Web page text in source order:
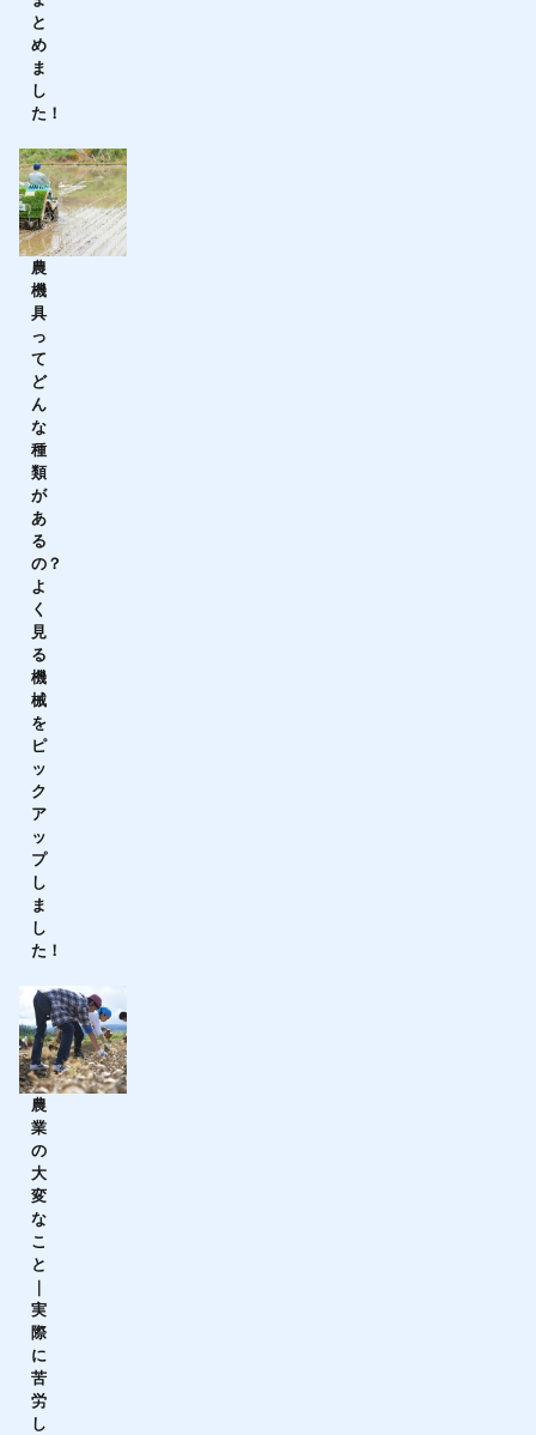
と
め
ま
し
た！
農
機
具
っ
て
ど
ん
な
種
類
が
あ
る
の？
よ
く
見
る
機
械
を
ピ
ッ
ク
ア
ッ
プ
し
ま
し
た！
農
業
の
大
変
な
こ
と
｜
実
際
に
苦
労
し